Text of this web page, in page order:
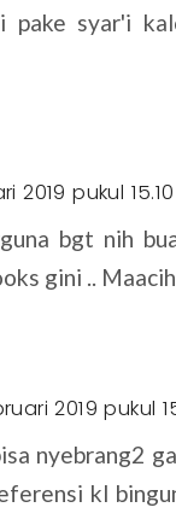
pake syar'i
2019 pukul 15.10
bgt nih
gini ..
2019 pukul
nyebrang2
kl